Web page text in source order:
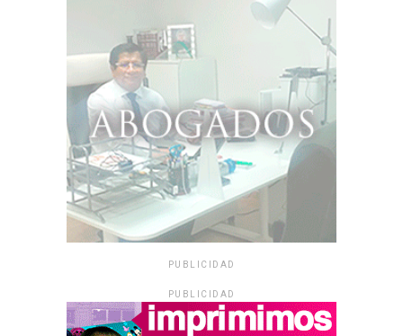
PUBLICIDAD
PUBLICIDAD